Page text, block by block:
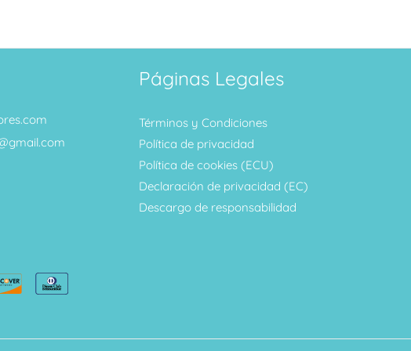
Páginas Legales
Términos y Condiciones
Política de privacidad
Política de cookies (ECU)
Declaración de privacidad (EC)
Descargo de responsabilidad